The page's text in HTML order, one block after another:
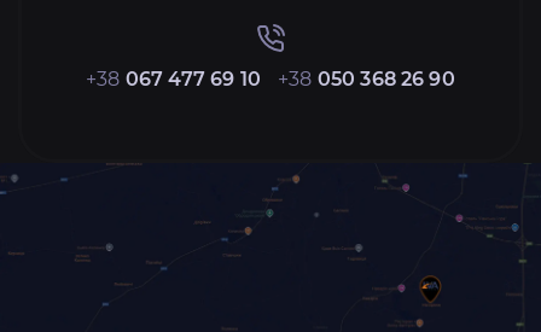
+38 067 477 69 10 +38 050 368 26 90